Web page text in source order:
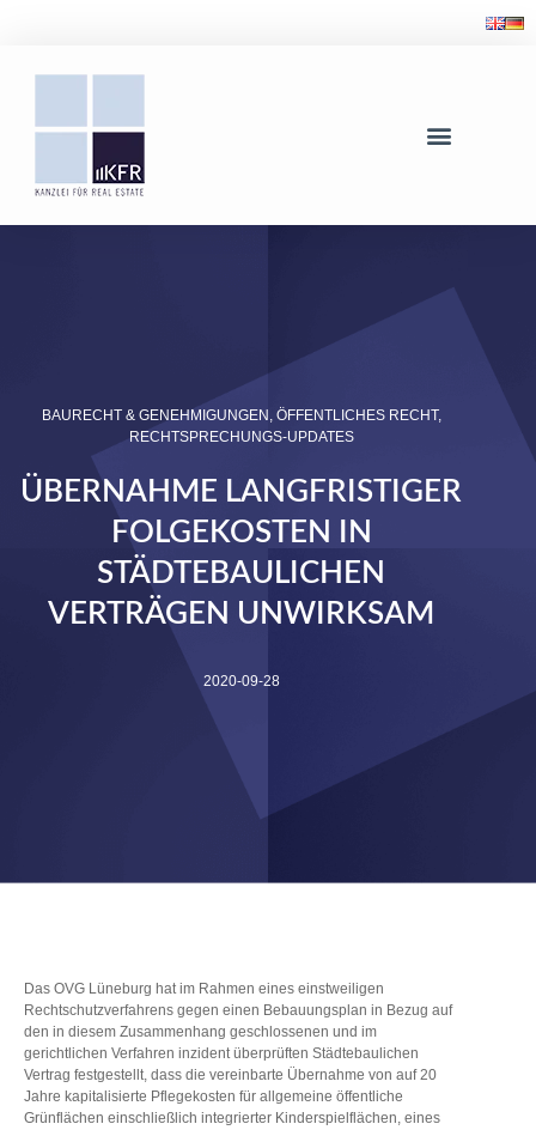
BAURECHT & GENEHMIGUNGEN , ÖFFENTLICHES RECHT,
RECHTSPRECHUNGS-UPDATES
ÜBERNAHME LANGFRISTIGER
FOLGEKOSTEN IN
STÄDTEBAULICHEN
VERTRÄGEN UNWIRKSAM
2020-09-28
Das OVG Lüneburg hat im Rahmen eines einstweiligen
Rechtschutzverfahrens gegen einen Bebauungsplan in Bezug auf
den in diesem Zusammenhang geschlossenen und im
gerichtlichen Verfahren inzident überprüften Städtebaulichen
Vertrag festgestellt, dass die vereinbarte Übernahme von auf 20
Jahre kapitalisierte Pflegekosten für allgemeine öffentliche
Grünflächen einschließlich integrierter Kinderspielflächen, eines